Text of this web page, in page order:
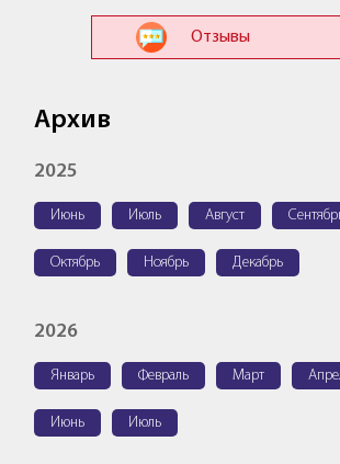
Отзывы
Архив
2025
Июнь Июль Август
Октябрь Ноябрь Декабрь
2026
Январь Февраль Март
Июнь Июль